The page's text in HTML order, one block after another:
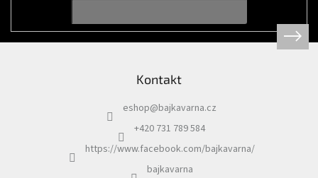
Kontakt
eshop@bajkavarna.cz
+420 731 789 584
https://www.facebook.com/bajkavarna/
bajkavarna